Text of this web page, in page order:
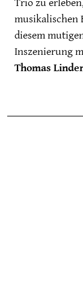
Trio zu
musikalischen
diesem
Inszenierung
Thomas